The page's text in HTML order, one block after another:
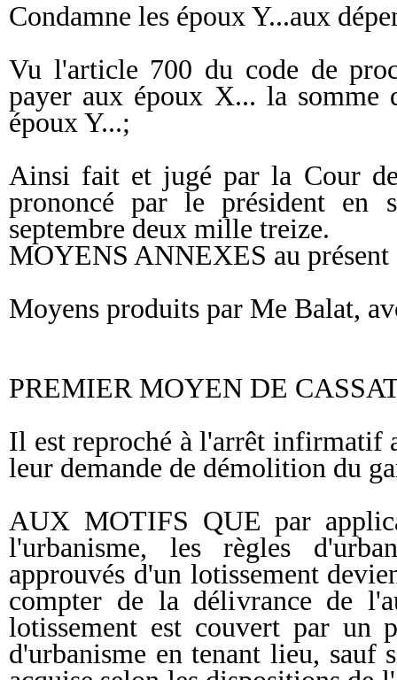
Condamne les époux Y...aux
Vu l'article 700 du code de
payer aux époux X... la somme
époux Y...;
Ainsi fait et jugé par la Cour
prononcé par le président en
septembre deux mille treize.
MOYENS ANNEXES au
Moyens produits par Me Balat,
PREMIER MOYEN DE
Il est reproché à l'arrêt infirmatif
leur demande de démolition du
AUX MOTIFS QUE par
l'urbanisme, les règles
approuvés d'un lotissement
compter de la délivrance de
lotissement est couvert par un
d'urbanisme en tenant lieu, sauf